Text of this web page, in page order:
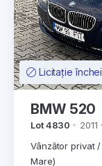
Licitație
BMW 520
Lot 4830 2011
Vânzător privat
Mare)